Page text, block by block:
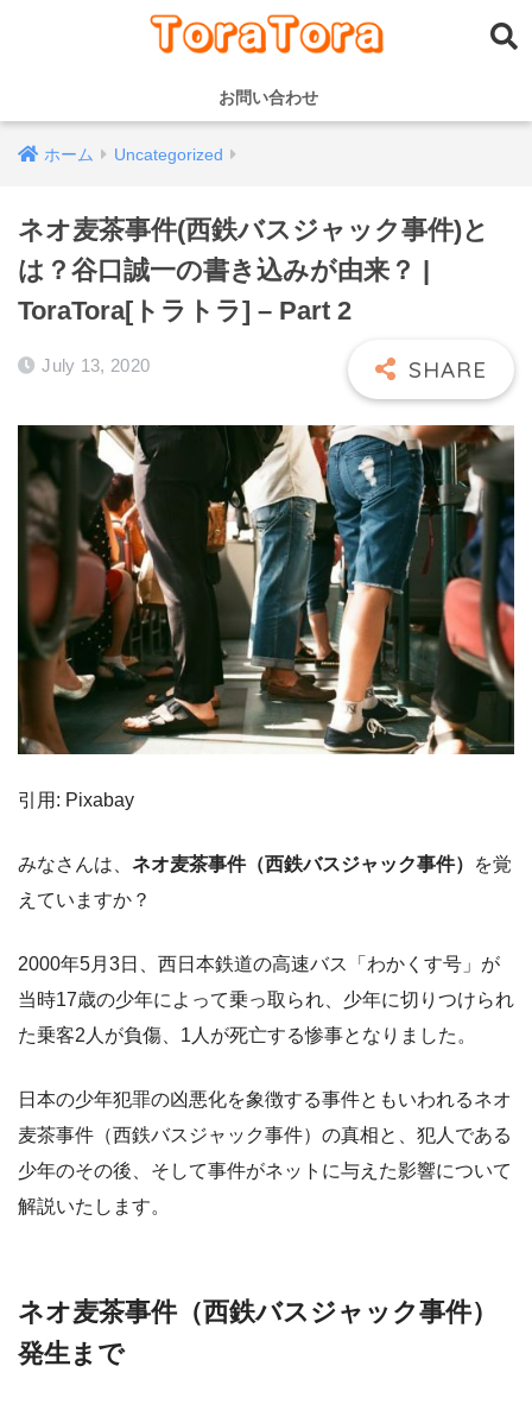
お問い合わせ
ホーム Uncategorized
ネオ麦茶事件(西鉄バスジャック事件)と
は？谷口誠一の書き込みが由来？ |
ToraTora[トラトラ] – Part 2
July 13, 2020
引用: Pixabay
みなさんは、 ネオ麦茶事件（西鉄バスジャック事件）
を覚
えていますか？
2000年5月3日、西日本鉄道の高速バス「わかくす号」が
当時17歳の少年によって乗っ取られ、少年に切りつけられ
た乗客2人が負傷、1人が死亡する惨事となりました。
日本の少年犯罪の凶悪化を象徴する事件ともいわれるネオ
麦茶事件（西鉄バスジャック事件）の真相と、犯人である
少年のその後、そして事件がネットに与えた影響について
解説いたします。
ネオ麦茶事件（西鉄バスジャック事件）
発生まで